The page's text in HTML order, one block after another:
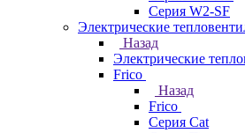
Серия W2-SF
Электрические
Назад
Электрические
Frico
Назад
Frico
Серия Cat